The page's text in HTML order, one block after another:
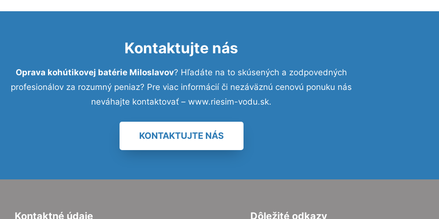
Kontaktujte nás
Oprava kohútikovej batérie Miloslavov? Hľadáte na to skúsených a zodpovedných
profesionálov za rozumný peniaz? Pre viac informácií či nezáväznú cenovú ponuku nás
neváhajte kontaktovať – www.riesim-vodu.sk.
KONTAKTUJTE NÁS
Kontaktné údaje Dôležité odkazy